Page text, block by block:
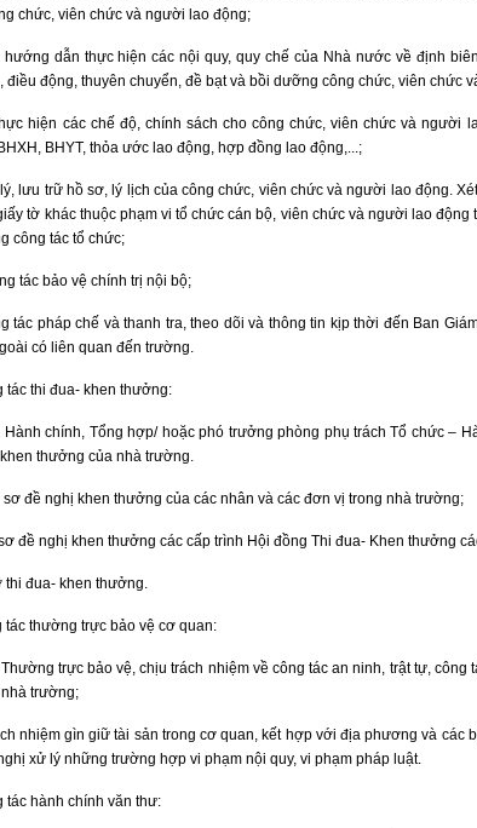
chức, viên chức và người lao động;
dẫn thực hiện các nội quy, quy chế của Nhà nước về định
điều động, thuyên chuyển, đề bạt và bồi dưỡng công chức, viên chức
hiện các chế độ, chính sách cho công chức, viên chức và người
BHYT, thỏa ước lao động, hợp đồng lao động,...;
lưu trữ hồ sơ, lý lịch của công chức, viên chức và người lao động.
tờ khác thuộc phạm vi tổ chức cán bộ, viên chức và người lao
công tác tổ chức;
tác bảo vệ chính trị nội bộ;
tác pháp chế và thanh tra, theo dõi và thông tin kịp thời đến Ban
có liên quan đến trường.
tác thi đua- khen thưởng:
chính, Tổng hợp/ hoặc phó trưởng phòng phụ trách Tổ chức –
thưởng của nhà trường.
sơ đề nghị khen thưởng của các nhân và các đơn vị trong nhà trường;
đề nghị khen thưởng các cấp trình Hội đồng Thi đua- Khen thưởng
thi đua- khen thưởng.
tác thường trực bảo vệ cơ quan:
trực bảo vệ, chịu trách nhiệm về công tác an ninh, trật tự, công
trường;
nhiệm gìn giữ tài sản trong cơ quan, kết hợp với địa phương và các
xử lý những trường hợp vi phạm nội quy, vi phạm pháp luật.
tác hành chính văn thư: